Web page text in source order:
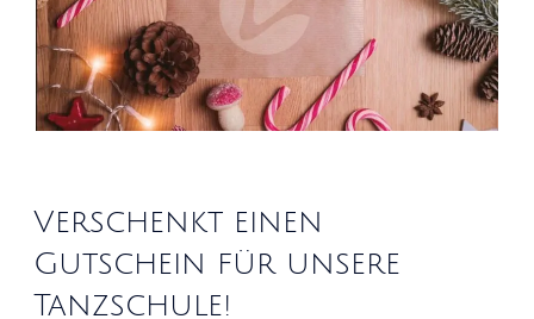
Verschenkt einen
Gutschein für unsere
Tanzschule!